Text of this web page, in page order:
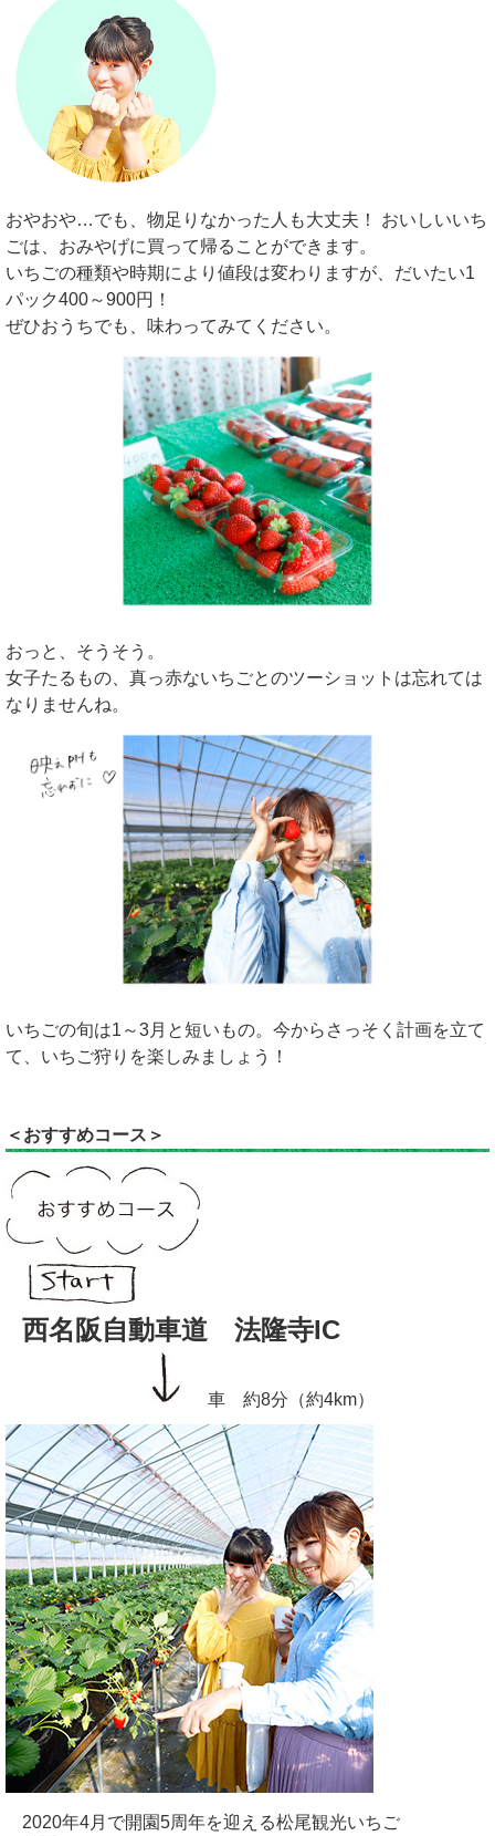
おやおや…でも、物足りなかった人も大丈夫！ おいしいいち
ごは、おみやげに買って帰ることができます。
いちごの種類や時期により値段は変わりますが、だいたい1
パック400～900円！
ぜひおうちでも、味わってみてください。
おっと、そうそう。
女子たるもの、真っ赤ないちごとのツーショットは忘れては
なりませんね。
いちごの旬は1～3月と短いもの。今からさっそく計画を立て
て、いちご狩りを楽しみましょう！
＜おすすめコース＞
西名阪自動車道 法隆寺IC
車 約8分（約4km）
2020年4月で開園5周年を迎える松尾観光いちご